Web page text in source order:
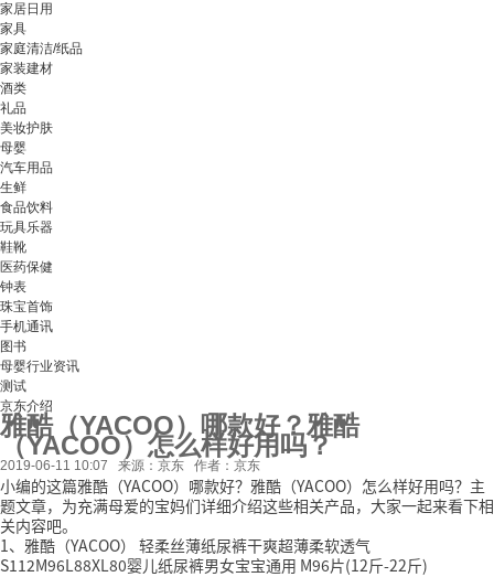
家居日用
家具
家庭清洁/纸品
家装建材
酒类
礼品
美妆护肤
母婴
汽车用品
生鲜
食品饮料
玩具乐器
鞋靴
医药保健
钟表
珠宝首饰
手机通讯
图书
母婴行业资讯
测试
京东介绍
雅酷（YACOO）哪款好？雅酷
（YACOO）怎么样好用吗？
2019-06-11 10:07 来源：京东 作者：京东
小编的这篇雅酷（YACOO）哪款好？雅酷（YACOO）怎么样好用吗？主
题文章，为充满母爱的宝妈们详细介绍这些相关产品，大家一起来看下相
关内容吧。
1、雅酷（YACOO） 轻柔丝薄纸尿裤干爽超薄柔软透气
S112M96L88XL80婴儿纸尿裤男女宝宝通用 M96片(12斤-22斤)